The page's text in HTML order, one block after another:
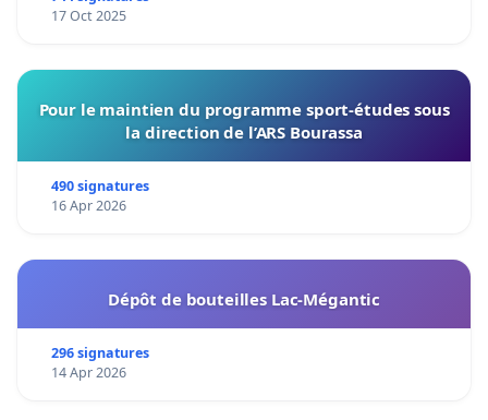
17 Oct 2025
Pour le maintien du programme sport-études sous
la direction de l’ARS Bourassa
490 signatures
16 Apr 2026
Dépôt de bouteilles Lac-Mégantic
296 signatures
14 Apr 2026